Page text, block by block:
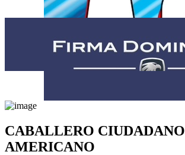
CABALLERO CIUDADANO
AMERICANO